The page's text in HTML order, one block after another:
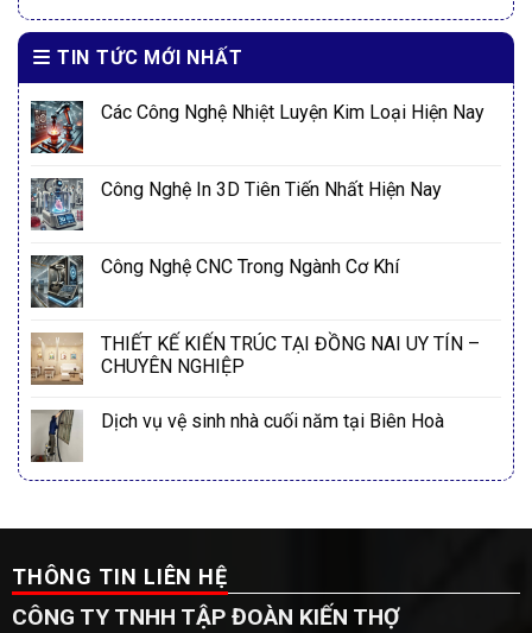
TIN TỨC MỚI NHẤT
Các Công Nghệ Nhiệt Luyện Kim Loại Hiện Nay
Công Nghệ In 3D Tiên Tiến Nhất Hiện Nay
Công Nghệ CNC Trong Ngành Cơ Khí
THIẾT KẾ KIẾN TRÚC TẠI ĐỒNG NAI UY TÍN –
CHUYÊN NGHIỆP
Dịch vụ vệ sinh nhà cuối năm tại Biên Hoà
THÔNG TIN LIÊN HỆ
CÔNG TY TNHH TẬP ĐOÀN KIẾN THỢ